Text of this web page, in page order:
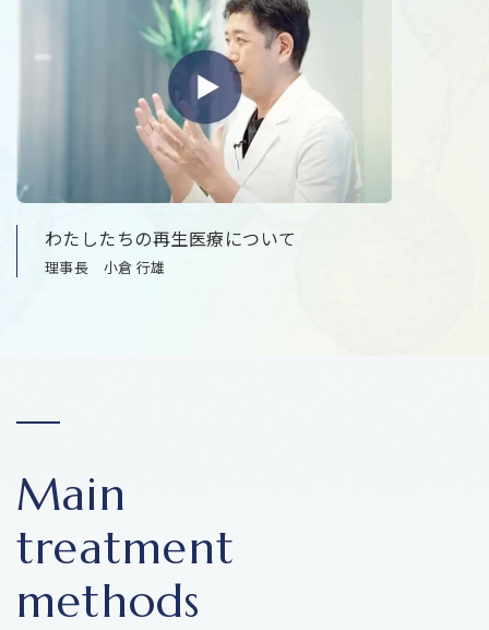
わたしたちの再生医療について
理事長 小倉 行雄
Main
treatment
methods